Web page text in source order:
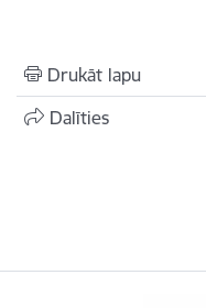
Drukāt lapu
Dalīties